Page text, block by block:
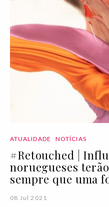
ATUALIDADE NOTÍCIAS
#Retouched |
noruegueses
sempre que uma
08 Jul 2021